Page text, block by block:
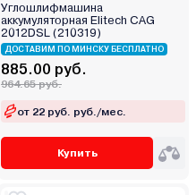
Углошлифмашина
аккумуляторная Elitech CAG
2012DSL (210319)
ДОСТАВИМ ПО МИНСКУ БЕСПЛАТНО
885.00 руб.
964.65 руб.
от 22 руб. руб./мес.
Купить